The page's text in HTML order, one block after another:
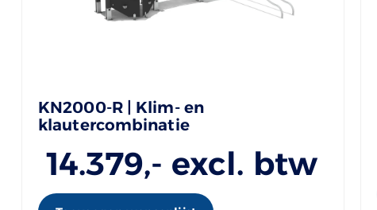
KN2000-R | Klim- en
klautercombinatie
14.379,- excl. btw